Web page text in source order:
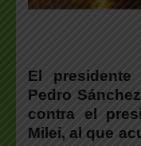
El presidente
Pedro
contra el
Milei, al que